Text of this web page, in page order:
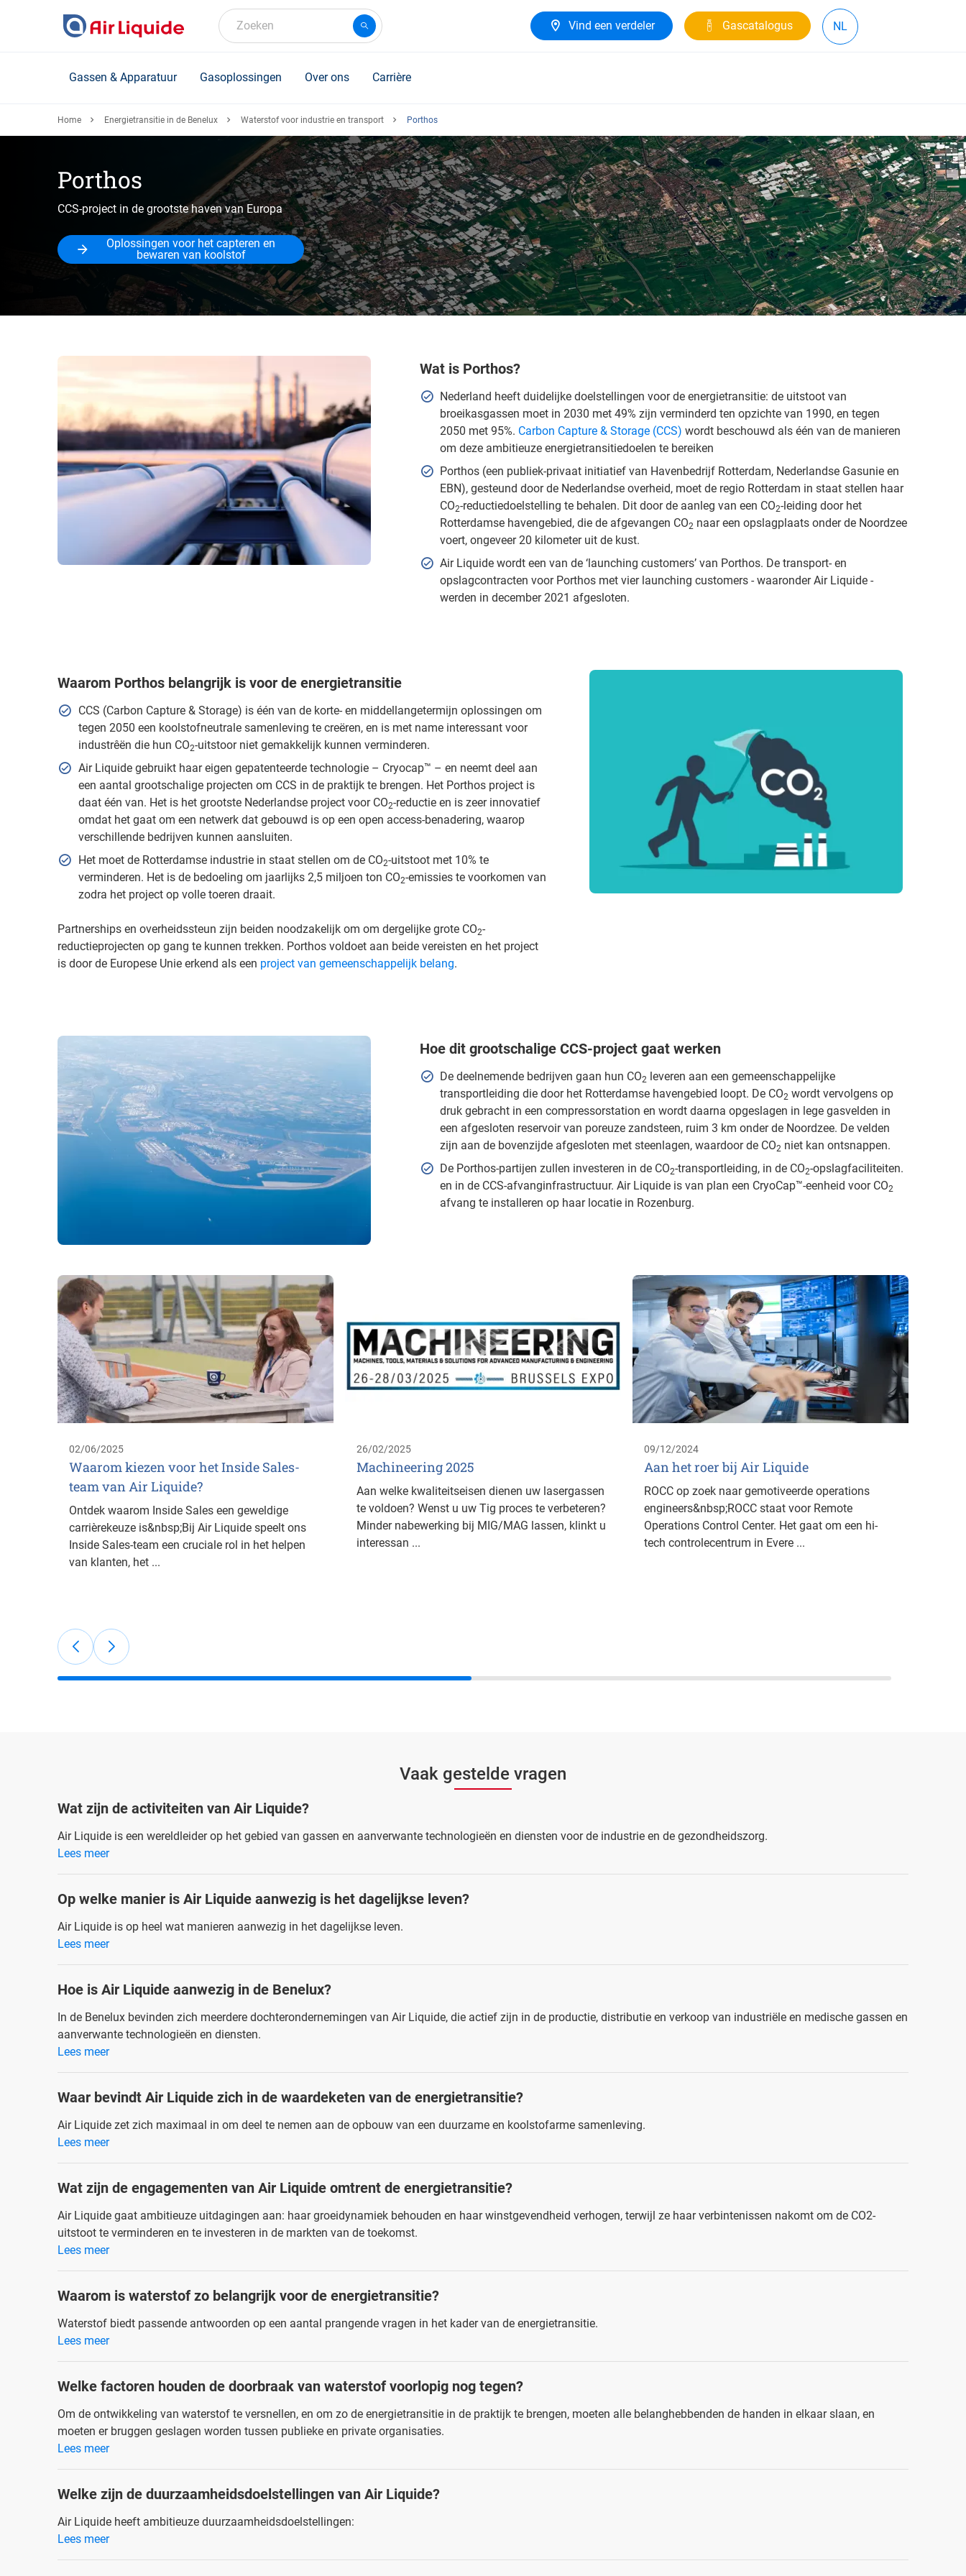
Zoeken Vind een verdeler Gascatalogus NL
Gassen & Apparatuur Gasoplossingen Over ons Carrière
Home Energietransitie in de Benelux Waterstof voor industrie en transport Porthos
Porthos
CCS-project in de grootste haven van Europa
Oplossingen voor het capteren en
bewaren van koolstof
Wat is Porthos?
Nederland heeft duidelijke doelstellingen voor de energietransitie: de uitstoot van
broeikasgassen moet in 2030 met 49% zijn verminderd ten opzichte van 1990, en tegen
2050 met 95%. Carbon Capture & Storage (CCS) wordt beschouwd als één van de manieren
om deze ambitieuze energietransitiedoelen te bereiken
Porthos (een publiek-privaat initiatief van Havenbedrijf Rotterdam, Nederlandse Gasunie en
EBN), gesteund door de Nederlandse overheid, moet de regio Rotterdam in staat stellen haar
CO2-reductiedoelstelling te behalen. Dit door de aanleg van een CO2-leiding door het
Rotterdamse havengebied, die de afgevangen CO2 naar een opslagplaats onder de Noordzee
voert, ongeveer 20 kilometer uit de kust.
Air Liquide wordt een van de ‘launching customers’ van Porthos. De transport- en
opslagcontracten voor Porthos met vier launching customers - waaronder Air Liquide -
werden in december 2021 afgesloten.
Waarom Porthos belangrijk is voor de energietransitie
CCS (Carbon Capture & Storage) is één van de korte- en middellangetermijn oplossingen om
tegen 2050 een koolstofneutrale samenleving te creëren, en is met name interessant voor
industrêën die hun CO2-uitstoor niet gemakkelijk kunnen verminderen.
Air Liquide gebruikt haar eigen gepatenteerde technologie – Cryocap™ – en neemt deel aan
een aantal grootschalige projecten om CCS in de praktijk te brengen. Het Porthos project is
daat één van. Het is het grootste Nederlandse project voor CO2-reductie en is zeer innovatief
omdat het gaat om een netwerk dat gebouwd is op een open access-benadering, waarop
verschillende bedrijven kunnen aansluiten.
Het moet de Rotterdamse industrie in staat stellen om de CO2-uitstoot met 10% te
verminderen. Het is de bedoeling om jaarlijks 2,5 miljoen ton CO2-emissies te voorkomen van
zodra het project op volle toeren draait.
Partnerships en overheidssteun zijn beiden noodzakelijk om om dergelijke grote CO2-
reductieprojecten op gang te kunnen trekken. Porthos voldoet aan beide vereisten en het project
is door de Europese Unie erkend als een project van gemeenschappelijk belang.
Hoe dit grootschalige CCS-project gaat werken
De deelnemende bedrijven gaan hun CO2 leveren aan een gemeenschappelijke
transportleiding die door het Rotterdamse havengebied loopt. De CO2 wordt vervolgens op
druk gebracht in een compressorstation en wordt daarna opgeslagen in lege gasvelden in
een afgesloten reservoir van poreuze zandsteen, ruim 3 km onder de Noordzee. De velden
zijn aan de bovenzijde afgesloten met steenlagen, waardoor de CO2 niet kan ontsnappen.
De Porthos-partijen zullen investeren in de CO2-transportleiding, in de CO2-opslagfaciliteiten.
en in de CCS-afvanginfrastructuur. Air Liquide is van plan een CryoCap™-eenheid voor CO2
afvang te installeren op haar locatie in Rozenburg.
02/06/2025
Waarom kiezen voor het Inside Sales-
team van Air Liquide?
Ontdek waarom Inside Sales een geweldige
carrièrekeuze is&nbsp;Bij Air Liquide speelt ons
Inside Sales-team een cruciale rol in het helpen
van klanten, het ...
26/02/2025
Machineering 2025
Aan welke kwaliteitseisen dienen uw lasergassen
te voldoen? Wenst u uw Tig proces te verbeteren?
Minder nabewerking bij MIG/MAG lassen, klinkt u
interessan ...
09/12/2024
Aan het roer bij Air Liquide
ROCC op zoek naar gemotiveerde operations
engineers&nbsp;ROCC staat voor Remote
Operations Control Center. Het gaat om een hi-
tech controlecentrum in Evere ...
Vaak gestelde vragen
Wat zijn de activiteiten van Air Liquide?
Air Liquide is een wereldleider op het gebied van gassen en aanverwante technologieën en diensten voor de industrie en de gezondheidszorg.
Lees meer
Op welke manier is Air Liquide aanwezig is het dagelijkse leven?
Air Liquide is op heel wat manieren aanwezig in het dagelijkse leven.
Lees meer
Hoe is Air Liquide aanwezig in de Benelux?
In de Benelux bevinden zich meerdere dochterondernemingen van Air Liquide, die actief zijn in de productie, distributie en verkoop van industriële en medische gassen en
aanverwante technologieën en diensten.
Lees meer
Waar bevindt Air Liquide zich in de waardeketen van de energietransitie?
Air Liquide zet zich maximaal in om deel te nemen aan de opbouw van een duurzame en koolstofarme samenleving.
Lees meer
Wat zijn de engagementen van Air Liquide omtrent de energietransitie?
Air Liquide gaat ambitieuze uitdagingen aan: haar groeidynamiek behouden en haar winstgevendheid verhogen, terwijl ze haar verbintenissen nakomt om de CO2-
uitstoot te verminderen en te investeren in de markten van de toekomst.
Lees meer
Waarom is waterstof zo belangrijk voor de energietransitie?
Waterstof biedt passende antwoorden op een aantal prangende vragen in het kader van de energietransitie.
Lees meer
Welke factoren houden de doorbraak van waterstof voorlopig nog tegen?
Om de ontwikkeling van waterstof te versnellen, en om zo de energietransitie in de praktijk te brengen, moeten alle belanghebbenden de handen in elkaar slaan, en
moeten er bruggen geslagen worden tussen publieke en private organisaties.
Lees meer
Welke zijn de duurzaamheidsdoelstellingen van Air Liquide?
Air Liquide heeft ambitieuze duurzaamheidsdoelstellingen:
Lees meer